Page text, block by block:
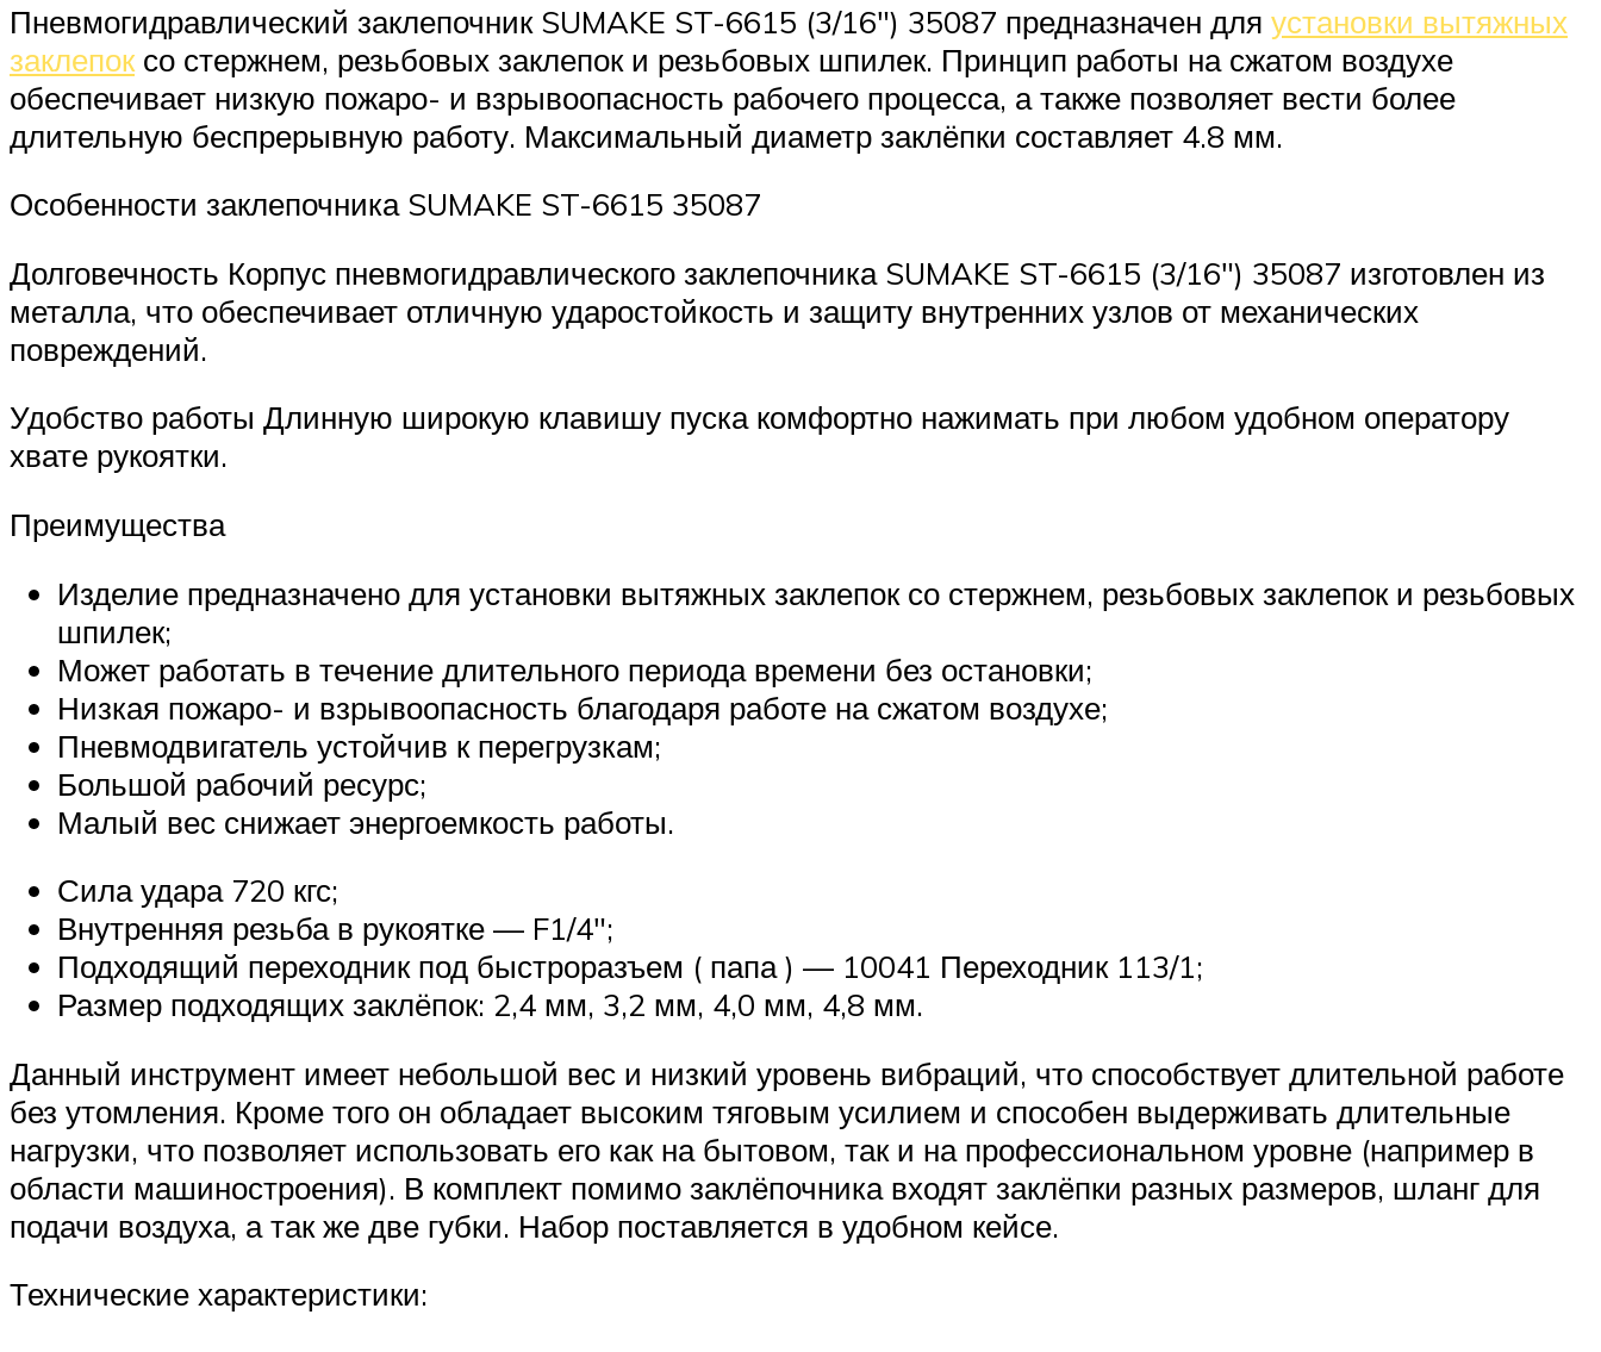
Пневмогидравлический заклепочник SUMAKE ST-6615 (3/16″) 35087 предназначен для установки вытяжных
заклепок со стержнем, резьбовых заклепок и резьбовых шпилек. Принцип работы на сжатом воздухе
обеспечивает низкую пожаро- и взрывоопасность рабочего процесса, а также позволяет вести более
длительную беспрерывную работу. Максимальный диаметр заклёпки составляет 4.8 мм.
Особенности заклепочника SUMAKE ST-6615 35087
Долговечность Корпус пневмогидравлического заклепочника SUMAKE ST-6615 (3/16″) 35087 изготовлен из
металла, что обеспечивает отличную ударостойкость и защиту внутренних узлов от механических
повреждений.
Удобство работы Длинную широкую клавишу пуска комфортно нажимать при любом удобном оператору
хвате рукоятки.
Преимущества
Изделие предназначено для установки вытяжных заклепок со стержнем, резьбовых заклепок и резьбовых
шпилек;
Может работать в течение длительного периода времени без остановки;
Низкая пожаро- и взрывоопасность благодаря работе на сжатом воздухе;
Пневмодвигатель устойчив к перегрузкам;
Большой рабочий ресурс;
Малый вес снижает энергоемкость работы.
Сила удара 720 кгс;
Внутренняя резьба в рукоятке — F1/4″;
Подходящий переходник под быстроразъем ( папа ) — 10041 Переходник 113/1;
Размер подходящих заклёпок: 2,4 мм, 3,2 мм, 4,0 мм, 4,8 мм.
Данный инструмент имеет небольшой вес и низкий уровень вибраций, что способствует длительной работе
без утомления. Кроме того он обладает высоким тяговым усилием и способен выдерживать длительные
нагрузки, что позволяет использовать его как на бытовом, так и на профессиональном уровне (например в
области машиностроения). В комплект помимо заклёпочника входят заклёпки разных размеров, шланг для
подачи воздуха, а так же две губки. Набор поставляется в удобном кейсе.
Технические характеристики: